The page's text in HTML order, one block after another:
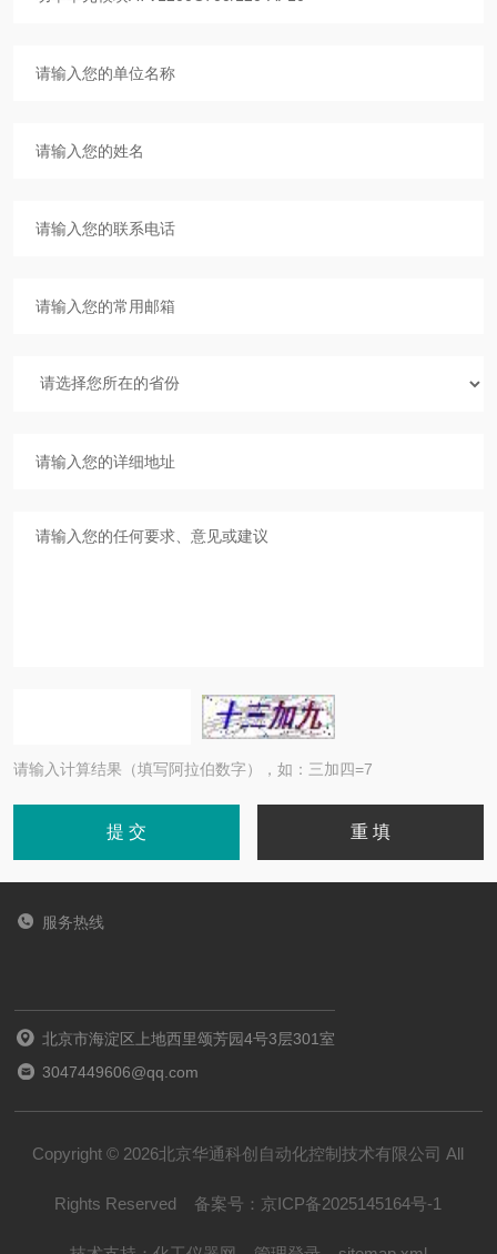
请输入计算结果（填写阿拉伯数字），如：三加四=7
服务热线
北京市海淀区上地西里颂芳园4号3层301室
3047449606@qq.com
Copyright © 2026北京华通科创自动化控制技术有限公司 All
Rights Reserved 备案号： 京ICP备2025145164号-1